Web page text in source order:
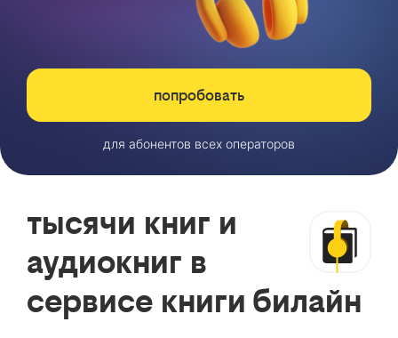
попробовать
для абонентов всех операторов
тысячи книг и
аудиокниг в
сервисе книги билайн